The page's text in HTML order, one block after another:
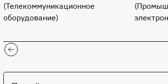
(Телекоммуникационное
оборудование)